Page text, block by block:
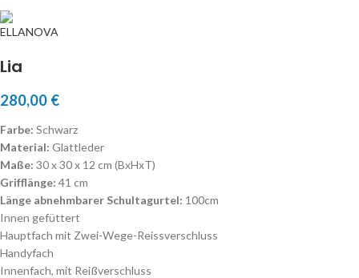
Lia
280,00 €
Farbe: Schwarz
Material: Glattleder
Maße: 30 x 30 x 12 cm (BxHxT)
Grifflänge: 41 cm
Länge abnehmbarer Schultagurtel: 100cm
Innen gefüttert
Hauptfach mit Zwei-Wege-Reissverschluss
Handyfach
Innenfach, mit Reißverschluss